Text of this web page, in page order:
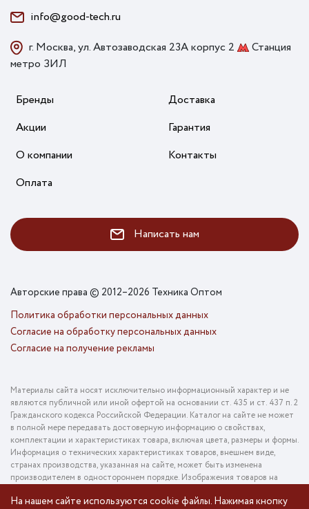
На нашем сайте используются cookie файлы. Нажимая кнопку
info@good-tech.ru
г. Москва, ул. Автозаводская 23А корпус 2
Станция
метро ЗИЛ
Бренды
Акции
О компании
Оплата
Доставка
Гарантия
Контакты
Написать нам
Авторские права © 2012–2026 Техника Оптом
Политика обработки персональных данных
Согласие на обработку персональных данных
Согласие на получение рекламы
Материалы сайта носят исключительно информационный характер и не
являются публичной или иной офертой на основании ст. 435 и ст. 437 п. 2
Гражданского кодекса Российской Федерации. Каталог на сайте не может
в полной мере передавать достоверную информацию о свойствах,
комплектации и характеристиках товара, включая цвета, размеры и формы.
Информация о технических характеристиках товаров, внешнем виде,
странах производства, указанная на сайте, может быть изменена
производителем в одностороннем порядке. Изображения товаров на
оригинального товара. Информация о цене товара, указанная в каталоге на